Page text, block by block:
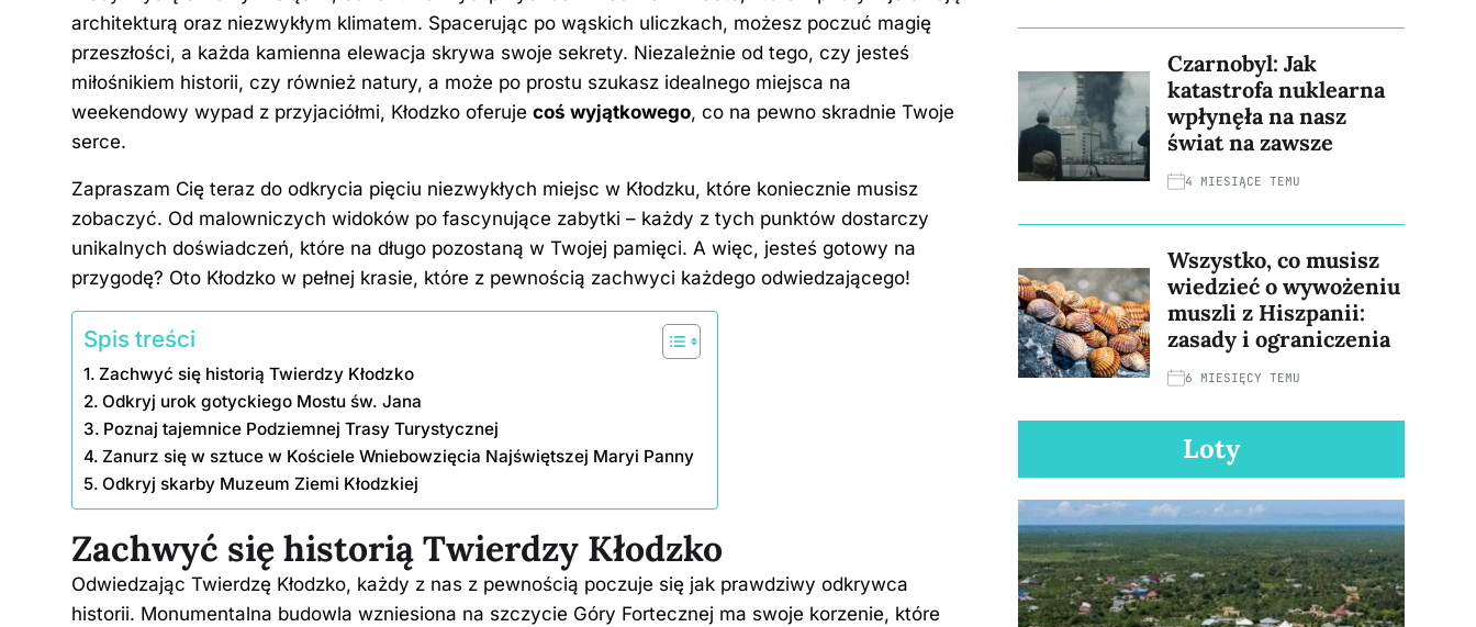
e
b
o
o
k
e
st
e
dI
n
di
t
g
er
y
Li
n
architekturą oraz niezwykłym klimatem. Spacerując po wąskich uliczkach, możesz poczuć magię
przeszłości, a każda kamienna elewacja skrywa swoje sekrety. Niezależnie od tego, czy jesteś
miłośnikiem historii, czy również natury, a może po prostu szukasz idealnego miejsca na
weekendowy wypad z przyjaciółmi, Kłodzko oferuje coś wyjątkowego, co na pewno skradnie Twoje
serce.
Zapraszam Cię teraz do odkrycia pięciu niezwykłych miejsc w Kłodzku, które koniecznie musisz
zobaczyć. Od malowniczych widoków po fascynujące zabytki – każdy z tych punktów dostarczy
unikalnych doświadczeń, które na długo pozostaną w Twojej pamięci. A więc, jesteś gotowy na
przygodę? Oto Kłodzko w pełnej krasie, które z pewnością zachwyci każdego odwiedzającego!
Spis treści
Zachwyć się historią Twierdzy Kłodzko
Odkryj urok gotyckiego Mostu św. Jana
Poznaj tajemnice Podziemnej Trasy Turystycznej
Zanurz się w sztuce w Kościele Wniebowzięcia Najświętszej Maryi Panny
Odkryj skarby Muzeum Ziemi Kłodzkiej
Zachwyć się historią Twierdzy Kłodzko
Odwiedzając Twierdzę Kłodzko, każdy z nas z pewnością poczuje się jak prawdziwy odkrywca
historii. Monumentalna budowla wzniesiona na szczycie Góry Fortecznej ma swoje korzenie, które
Czarnobyl: Jak
katastrofa nuklearna
wpłynęła na nasz
świat na zawsze
4 MIESIĄCE TEMU
Wszystko, co musisz
wiedzieć o wywożeniu
muszli z Hiszpanii:
zasady i ograniczenia
6 MIESIĘCY TEMU
Loty